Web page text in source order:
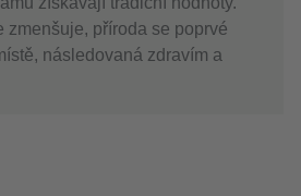
zmenšuje, příroda se poprvé
následovaná zdravím a